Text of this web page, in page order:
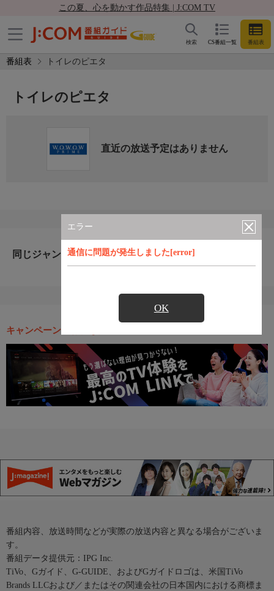
この夏、心を動かす作品特集 | J:COM TV
CS番組一覧 番組表
検索
番組表 トイレのピエタ
エラー
通信に問題が発生しました[error]
OK
トイレのピエタ
直近の放送予定はありません
同じジャンルのおすすめ番組
キャンペーン・お得な情報
番組内容、放送時間などが実際の放送内容と異なる場合がございま
す。
番組データ提供元：IPG Inc.
TiVo、Gガイド、G-GUIDE、およびGガイドロゴは、米国TiVo
Brands LLCおよび／またはその関連会社の日本国内における商標ま